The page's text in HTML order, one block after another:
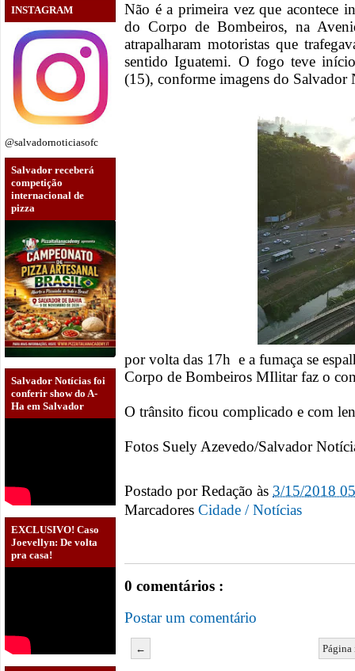
INSTAGRAM
@salvadornoticiasofc
Salvador receberá
competição
internacional de
pizza
Salvador Notícias foi
conferir show do A-
Ha em Salvador
EXCLUSIVO! Caso
Joevellyn: De volta
pra casa!
Não é a primeira vez que acontece
do Corpo de Bombeiros, na
atrapalharam motoristas que
sentido Iguatemi. O fogo teve
(15), conforme imagens do Salvador
por volta das 17h e a fumaça se
Corpo de Bombeiros MIlitar faz o
O trânsito ficou complicado e com
Fotos Suely Azevedo/Salvador
Postado porRedação às 3/15/2018
Marcadores Cidade / Notícias
0 comentários :
Postar um comentário
←